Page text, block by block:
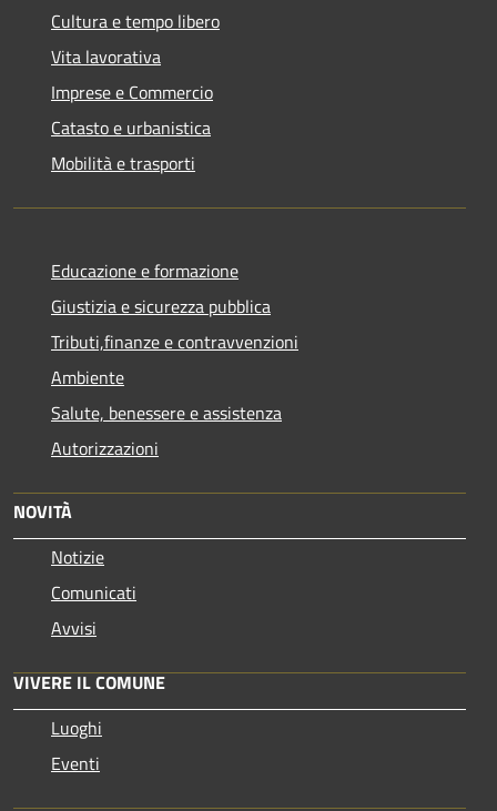
Cultura e tempo libero
Vita lavorativa
Imprese e Commercio
Catasto e urbanistica
Mobilità e trasporti
Educazione e formazione
Giustizia e sicurezza pubblica
Tributi,finanze e contravvenzioni
Ambiente
Salute, benessere e assistenza
Autorizzazioni
NOVITÀ
Notizie
Comunicati
Avvisi
VIVERE IL COMUNE
Luoghi
Eventi